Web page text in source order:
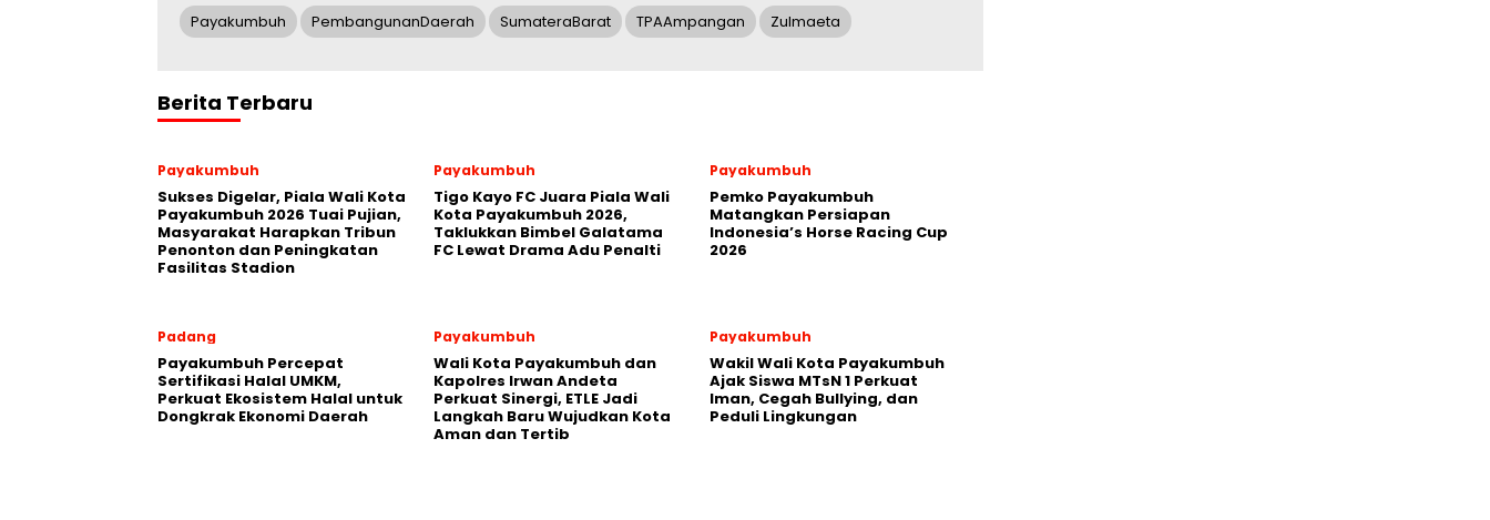
Payakumbuh PembangunanDaerah SumateraBarat TPAAmpangan Zulmaeta
Berita Terbaru
Payakumbuh
Sukses Digelar, Piala Wali Kota
Payakumbuh 2026 Tuai Pujian,
Masyarakat Harapkan Tribun
Penonton dan Peningkatan
Fasilitas Stadion
Payakumbuh
Tigo Kayo FC Juara Piala Wali
Kota Payakumbuh 2026,
Taklukkan Bimbel Galatama
FC Lewat Drama Adu Penalti
Payakumbuh
Pemko Payakumbuh
Matangkan Persiapan
Indonesia’s Horse Racing Cup
2026
Padang
Payakumbuh Percepat
Sertifikasi Halal UMKM,
Perkuat Ekosistem Halal untuk
Dongkrak Ekonomi Daerah
Payakumbuh
Wali Kota Payakumbuh dan
Kapolres Irwan Andeta
Perkuat Sinergi, ETLE Jadi
Langkah Baru Wujudkan Kota
Aman dan Tertib
Payakumbuh
Wakil Wali Kota Payakumbuh
Ajak Siswa MTsN 1 Perkuat
Iman, Cegah Bullying, dan
Peduli Lingkungan